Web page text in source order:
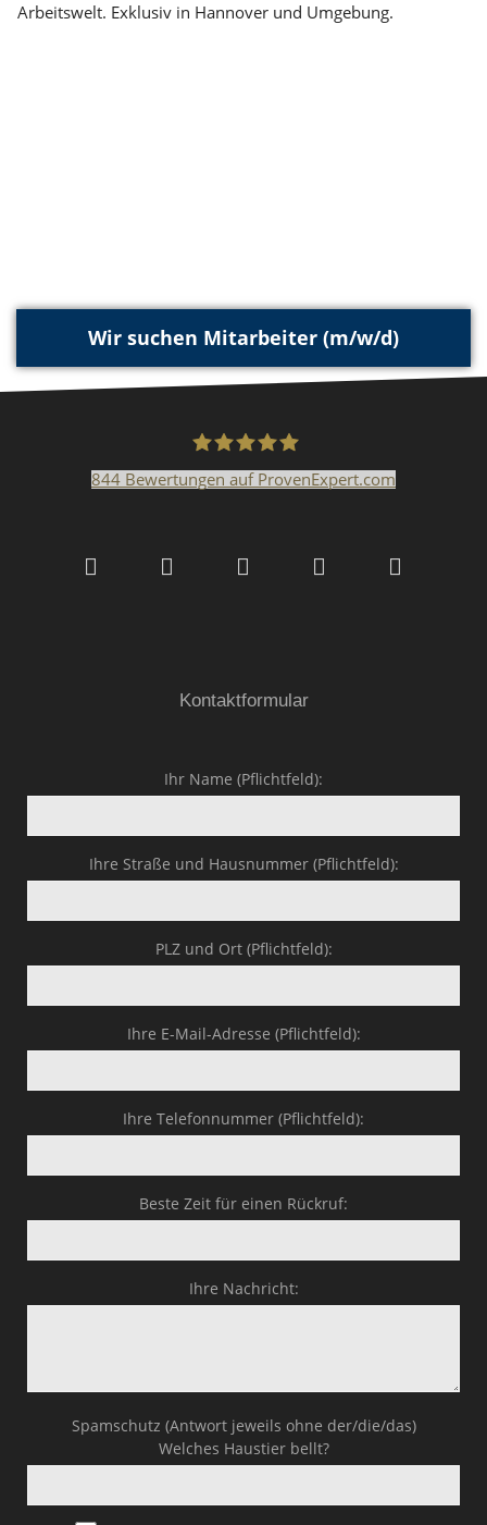
Arbeitswelt. Exklusiv in Hannover und Umgebung.
Wir suchen Mitarbeiter (m/w/d)
GmbH & Co.KG
844 Bewertungen auf ProvenExpert.com
Kontaktformular
Ihr Name (Pflichtfeld):
Ihre Straße und Hausnummer (Pflichtfeld):
PLZ und Ort (Pflichtfeld):
Ihre E-Mail-Adresse (Pflichtfeld):
Ihre Telefonnummer (Pflichtfeld):
Beste Zeit für einen Rückruf:
Ihre Nachricht:
Spamschutz (Antwort jeweils ohne der/die/das)
Welches Haustier bellt?